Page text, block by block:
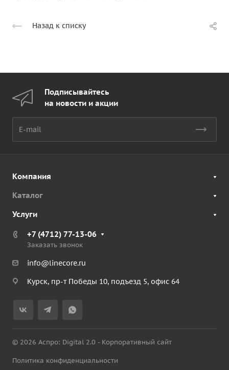
Назад к списку
Подписывайтесь
на новости и акции
Компания
Каталог
Услуги
+7 (4712) 77-13-06
Заказать звонок
info@linecore.ru
Курск, пр-т Победы 10, подъезд 5, офис 64
© 2026 Аспро: Digital 2.0 - Корпоративный сайт
Политика конфиденциальности